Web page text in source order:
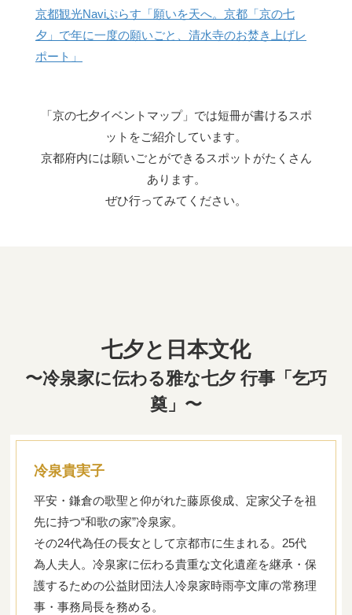
京都観光Naviぷらす「願いを天へ。京都「京の七
夕」で年に一度の願いごと、清水寺のお焚き上げレ
ポート」
「京の七夕イベントマップ」では短冊が書けるスポ
ットをご紹介しています。
京都府内には願いごとができるスポットがたくさん
あります。
ぜひ行ってみてください。
七夕と日本文化
〜冷泉家に伝わる雅な七夕 行事「乞巧
奠」〜
冷泉貴実子
平安・鎌倉の歌聖と仰がれた藤原俊成、定家父子を祖
先に持つ“和歌の家”冷泉家。
その24代為任の長女として京都市に生まれる。25代
為人夫人。冷泉家に伝わる貴重な文化遺産を継承・保
護するための公益財団法人冷泉家時雨亭文庫の常務理
事・事務局長を務める。